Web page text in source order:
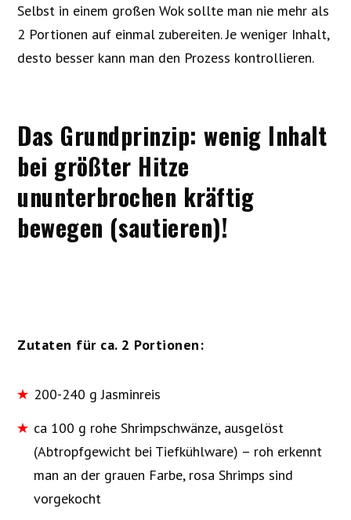
Selbst in einem großen Wok sollte man nie mehr als
2 Portionen auf einmal zubereiten. Je weniger Inhalt,
desto besser kann man den Prozess kontrollieren.
Das Grundprinzip: wenig Inhalt
bei größter Hitze
ununterbrochen kräftig
bewegen (sautieren)!
Zutaten für ca. 2 Portionen:
200-240 g Jasminreis
ca 100 g rohe Shrimpschwänze, ausgelöst
(Abtropfgewicht bei Tiefkühlware) – roh erkennt
man an der grauen Farbe, rosa Shrimps sind
vorgekocht